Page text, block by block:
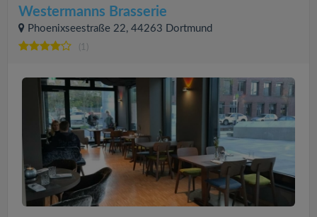
Westermanns Brasserie
Phoenixseestraße 22, 44263 Dortmund
(1)